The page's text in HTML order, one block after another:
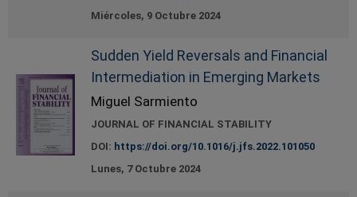
Miércoles, 9 Octubre 2024
Sudden Yield Reversals and Financial
Intermediation in Emerging Markets
Miguel Sarmiento
JOURNAL OF FINANCIAL STABILITY
DOI: https://doi.org/10.1016/j.jfs.2022.101050
Lunes, 7 Octubre 2024